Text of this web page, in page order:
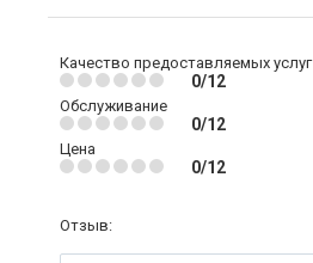
Качество предоставляемых услуг
0/12
Обслуживание
0/12
Цена
0/12
Отзыв: